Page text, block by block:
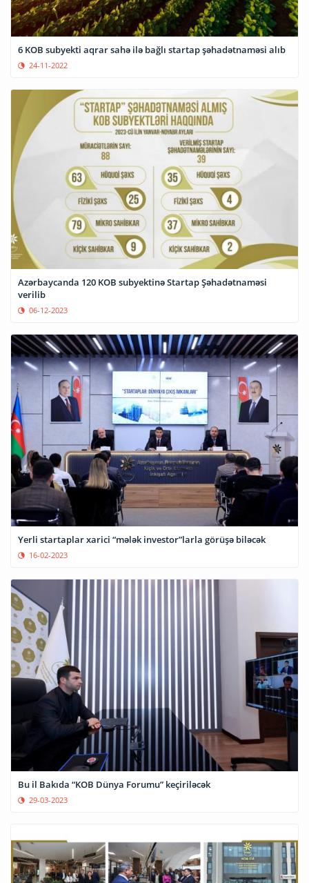
6 KOB subyekti aqrar sahə ilə bağlı startap şəhadətnaməsi alıb
24-11-2022
Azərbaycanda 120 KOB subyektinə Startap Şəhadətnaməsi
verilib
06-12-2023
Yerli startaplar xarici “mələk investor”larla görüşə biləcək
16-02-2023
Bu il Bakıda “KOB Dünya Forumu” keçiriləcək
29-03-2023